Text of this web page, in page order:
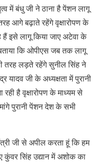
में बंधु जी ने ठाना है पेंशन लागू
आगे बढ़ाते रहेंगे वृक्षारोपण के
हैं इसे लागू किया जाए अटेवा के
कि ओपीएस जब तक लागू
तरह लड़ते रहेंगे सुनील सिंह ने
यादव जी के अध्यक्षता में पुरानी
है वृक्षारोपण के माध्यम से
पुरानी पेंशन देश के सभी
जी से अपील करता हूं कि हम
कुंवर सिंह उद्यान में अशोक का